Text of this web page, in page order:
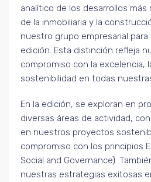
analítico de los desarrollos
de la inmobiliaria y la
nuestro grupo empresarial
edición. Esta distinción refleja
compromiso con la excelencia,
sostenibilidad en todas
En la edición, se exploran en
diversas áreas de actividad,
en nuestros proyectos
compromiso con los principios
Social and Governance).
nuestras estrategias exitosas